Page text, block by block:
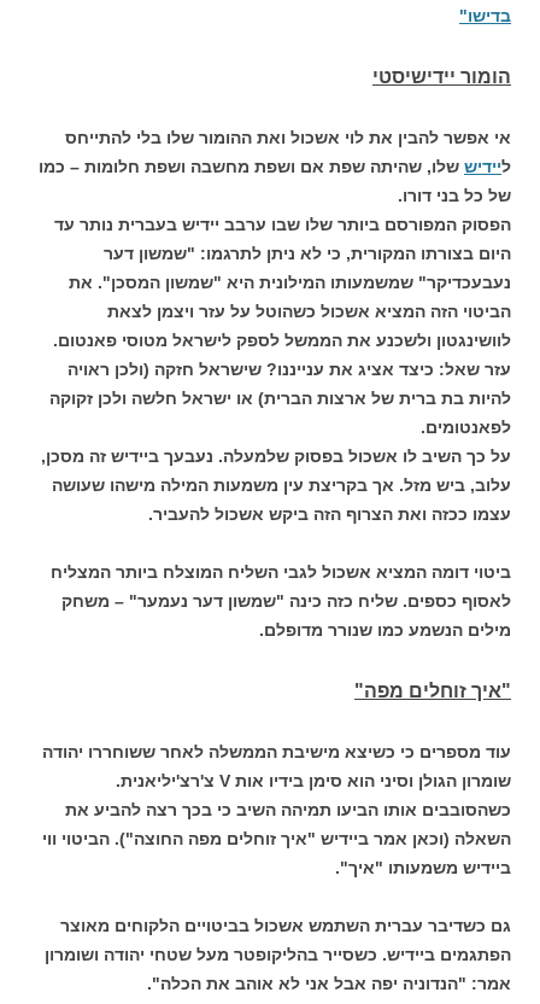
בדישו"
הומור יידישיסטי
אי אפשר להבין את לוי אשכול ואת ההומור שלו בלי להתייחס
ליידיש שלו, שהיתה שפת אם ושפת מחשבה ושפת חלומות – כמו
של כל בני דורו.
הפסוק המפורסם ביותר שלו שבו ערבב יידיש בעברית נותר עד
היום בצורתו המקורית, כי לא ניתן לתרגמו: "שמשון דער
נעבעכדיקר" שמשמעותו המילונית היא "שמשון המסכן". את
הביטוי הזה המציא אשכול כשהוטל על עזר ויצמן לצאת
לוושינגטון ולשכנע את הממשל לספק לישראל מטוסי פאנטום.
עזר שאל: כיצד אציג את ענייננו? שישראל חזקה (ולכן ראויה
להיות בת ברית של ארצות הברית) או ישראל חלשה ולכן זקוקה
לפאנטומים.
על כך השיב לו אשכול בפסוק שלמעלה. נעבעך ביידיש זה מסכן,
עלוב, ביש מזל. אך בקריצת עין משמעות המילה מישהו שעושה
עצמו ככזה ואת הצרוף הזה ביקש אשכול להעביר.
ביטוי דומה המציא אשכול לגבי השליח המוצלח ביותר המצליח
לאסוף כספים. שליח כזה כינה "שמשון דער נעמער" – משחק
מילים הנשמע כמו שנורר מדופלם.
"איך זוחלים מפה"
עוד מספרים כי כשיצא מישיבת הממשלה לאחר ששוחררו יהודה
שומרון הגולן וסיני הוא סימן בידיו אות V צ'רצ'יליאנית.
כשהסובבים אותו הביעו תמיהה השיב כי בכך רצה להביע את
השאלה (וכאן אמר ביידיש "איך זוחלים מפה החוצה"). הביטוי ווי
ביידיש משמעותו "איך".
גם כשדיבר עברית השתמש אשכול בביטויים הלקוחים מאוצר
הפתגמים ביידיש. כשסייר בהליקופטר מעל שטחי יהודה ושומרון
אמר: "הנדוניה יפה אבל אני לא אוהב את הכלה".